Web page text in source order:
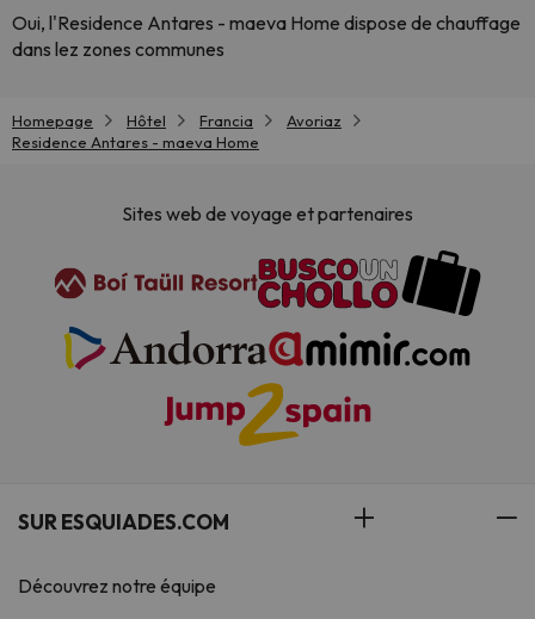
Oui, l'Residence Antares - maeva Home dispose de chauffage
dans lez zones communes
Homepage Hôtel Francia
Avoriaz
Residence Antares - maeva Home
Sites web de voyage et partenaires
SUR ESQUIADES.COM
Découvrez notre équipe